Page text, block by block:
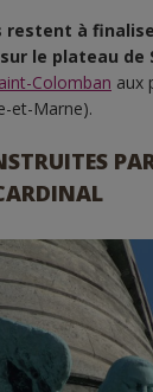
restent à
le plateau de
Colomban aux
et-Marne).